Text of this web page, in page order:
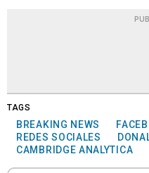
TAGS
BREAKING NEWS
REDES SOCIALES
CAMBRIDGE ANALYTICA